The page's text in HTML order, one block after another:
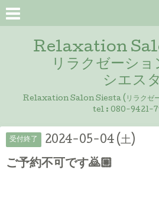
Relaxation
リラクゼーショ
シエスタ
Relaxation Salon Siesta (リラクゼー
tel : 080-9421-
受付終了 2024-05-04 (土)
ご予約不可です🙇🏼